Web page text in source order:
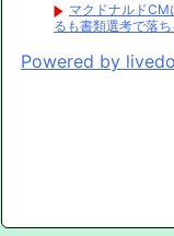
マクドナルド
るも書類選考で落ち
Powered by